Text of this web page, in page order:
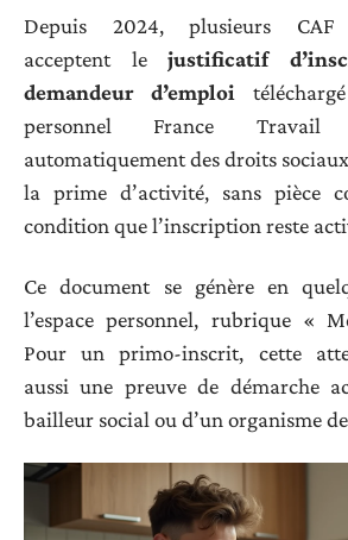
Depuis 2024, plusieurs CAF
acceptent le justificatif
demandeur d’emploi
personnel France
automatiquement des droits
la prime d’activité, sans pièce
condition que l’inscription reste
Ce document se génère en
l’espace personnel, rubrique «
Pour un primo-inscrit, cette
aussi une preuve de démarche
bailleur social ou d’un organisme